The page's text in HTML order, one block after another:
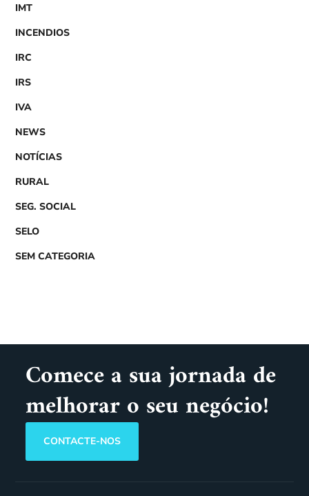
IMT
INCENDIOS
IRC
IRS
IVA
NEWS
NOTÍCIAS
RURAL
SEG. SOCIAL
SELO
SEM CATEGORIA
Comece a sua jornada de
melhorar o seu negócio!
CONTACTE-NOS